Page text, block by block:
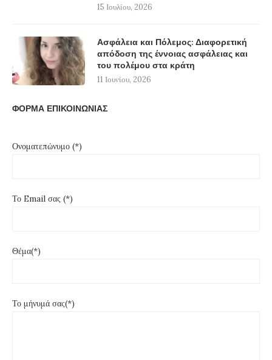
15 Ιουλίου, 2026
Ασφάλεια και Πόλεμος: Διαφορετική
απόδοση της έννοιας ασφάλειας και
του πολέμου στα κράτη
11 Ιουνίου, 2026
ΦΟΡΜΑ ΕΠΙΚΟΙΝΩΝΙΑΣ
Ονοματεπώνυμο (*)
Το Email σας (*)
Θέμα(*)
Το μήνυμά σας(*)